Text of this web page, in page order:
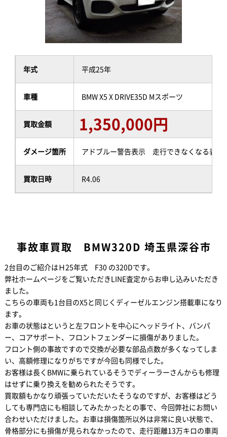
年式 平成25年
車種 BMW X5 X DRIVE35D Mスポーツ
買取金額 1,350,000円
ダメージ箇所 アドブルー警告表示 走行できなくなる表示
買取日時 R4.06
事故車買取 BMW320D 埼玉県深谷市
2台目のご紹介はＨ25年式 F30 の320Dです。
弊社ホームページをご覧いただきLINE査定からお申し込みいただき
ました。
こちらの車両も1台目のX5と同じくディーゼルエンジン搭載車になり
ます。
お車の状態はというと左フロントを中心にヘッドライト、バンパ
ー、コアサポート、フロントフェンダーに損傷がありました。
フロント側の事故ですので交換が必要な部品点数が多くなってしま
い、高額修理になりがちですが今回も同様でした。
お客様は長くBMWに乗られているそうでディーラーさんからも修理
はせずに乗り換えを勧められたそうです。
買取額もかなり頑張っていただいたそうなのですが、お客様はどう
しても専門店にも相談してみたかったとの事で、今回弊社にお問い
合わせいただけました。お車は損傷箇所以外は非常に良い状態で、
骨格部分にも損傷が見られなかったので、走行距離13万キロの車両